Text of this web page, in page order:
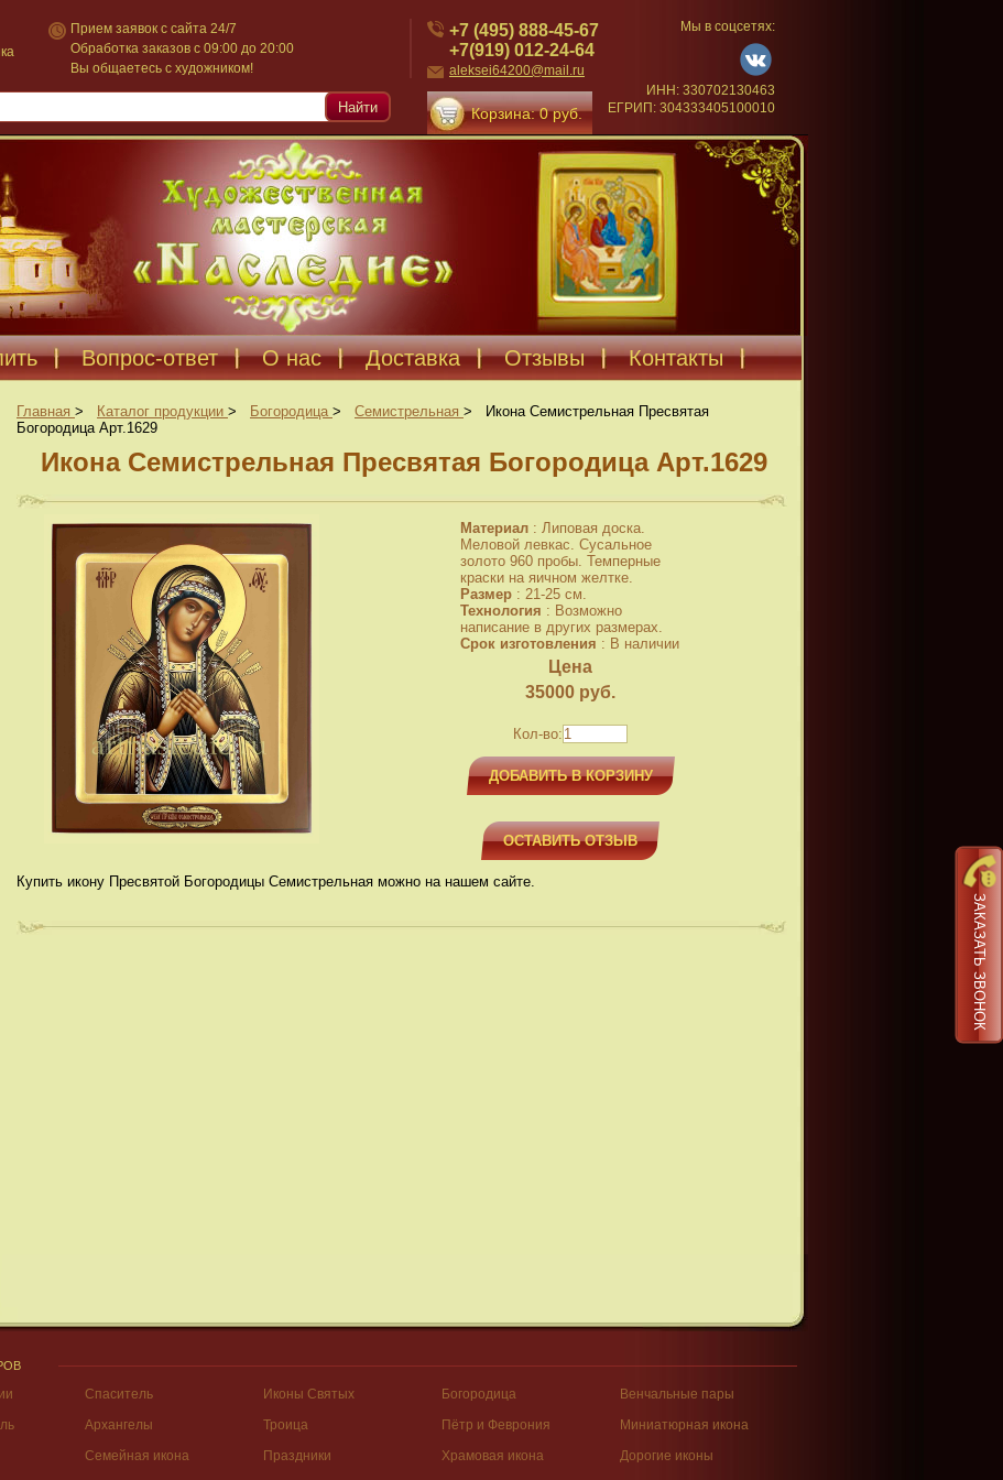
Прием заявок с сайта 24/7
Обработка заказов с 09:00 до 20:00
Вы общаетесь с художником!
+7 (495) 888-45-67
+7(919) 012-24-64
aleksei64200@mail.ru
Корзина: 0 руб.
Мы в соцсетях:
ИНН: 330702130463
ЕГРИП: 304333405100010
Найти
Вопрос-ответ О нас Доставка Отзывы Контакты
Главная > Каталог продукции > Богородица > Семистрельная >
Икона Семистрельная Пресвятая
Богородица Арт.1629
Икона Семистрельная Пресвятая Богородица Арт.1629
Материал : Липовая доска.
Меловой левкас. Сусальное
золото 960 пробы. Темперные
краски на яичном желтке.
Размер : 21-25 см.
Технология : Возможно
написание в других размерах.
Срок изготовления : В наличии
Цена
35000 руб.
Кол-во:
ДОБАВИТЬ В КОРЗИНУ
ОСТАВИТЬ ОТЗЫВ
Купить икону Пресвятой Богородицы Семистрельная можно на нашем сайте.
ЗАКАЗАТЬ ЗВОНОК
Спаситель Иконы Святых Богородица
Венчальные пары
Архангелы Троица Пётр и Феврония
Миниатюрная икона
Семейная икона Праздники Храмовая икона
Дорогие иконы